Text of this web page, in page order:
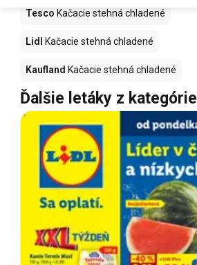
Tesco Kačacie stehná chladené
Lidl Kačacie stehná chladené
Kaufland Kačacie stehná chladené
Ďalšie letáky z kategórie